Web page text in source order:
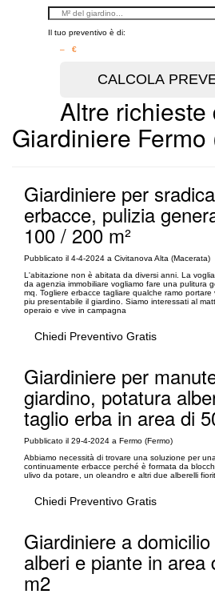
Il tuo preventivo è di:
– €
Altre richieste
Giardiniere Fermo
Giardiniere per
erbacce, pulizia
100 / 200 m²
Pubblicato il 4-4-2024 a Civitanova Alta (Macerata)
L'abitazione non è abitata da diversi anni. La
da agenzia immobiliare vogliamo fare una pulitura
mq. Togliere erbacce tagliare qualche ramo
piu presentabile il giardino. Siamo interessati al
operaio e vive in campagna
Chiedi Preventivo Gratis
Giardiniere per
giardino, potatura
taglio erba in area di
Pubblicato il 29-4-2024 a Fermo (Fermo)
Abbiamo necessità di trovare una soluzione per
continuamente erbacce perché è formata da
ulivo da potare, un oleandro e altri due alberelli
Chiedi Preventivo Gratis
Giardiniere a
alberi e piante in area
m2